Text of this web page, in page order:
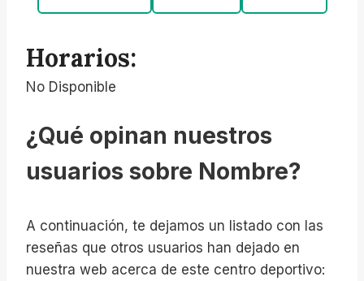
Horarios:
No Disponible
¿Qué opinan nuestros
usuarios sobre Nombre?
A continuación, te dejamos un listado con las
reseñas que otros usuarios han dejado en
nuestra web acerca de este centro deportivo: